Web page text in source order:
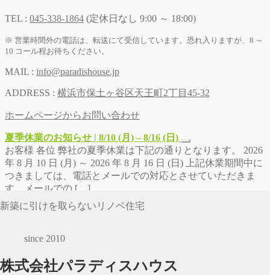
新築に引けを取らないリノベ住宅
since 2010
株式会社パラディスハウス
TEL : 045-338-1864 (定休日なし 9:00 ～ 18:00)
※ 営業時間外の電話は、転送にて受信しています。恐れ入りますが、8 ～
10 コール程お待ちください。
MAIL : info@paradishouse.jp
ADDRESS : 横浜市保土ヶ谷区天王町2丁目45-32
ホームページからお問い合わせ
夏季休業のお知らせ | 8/10 (月) – 8/16 (日)
お客様 各位 弊社の夏季休業は下記の通りとなります。 2026
年 8 月 10 日 (月) ～ 2026 年 8 月 16 日 (日) 上記休業期間中に
つきましては、電話とメールでの対応とさせていただきま
す。メールでの […]